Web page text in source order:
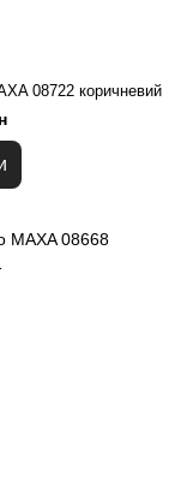
08722 коричневий